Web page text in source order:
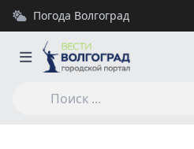
Погода Волгоград